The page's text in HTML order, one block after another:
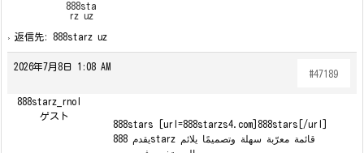
888sta
rz uz
› 返信先: 888starz uz
2026年7月8日 1:08 AM
#47189
888starz_rnol
ゲスト
888stars [url=888starzs4.com]888stars[/url]
يقدم 888starz قائمة معرّبة سهلة وتصميمًا يلائم